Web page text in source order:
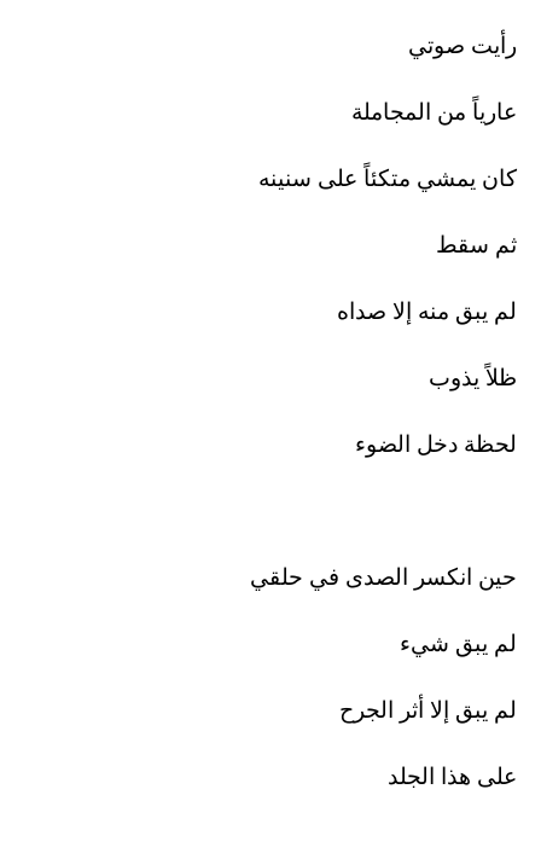
رأيت صوتي
عارياً من المجاملة
كان يمشي متكئاً على سنينه
ثم سقط
لم يبق منه إلا صداه
ظلاً يذوب
لحظة دخل الضوء
حين انكسر الصدى في حلقي
لم يبق شيء
لم يبق إلا أثر الجرح
على هذا الجلد